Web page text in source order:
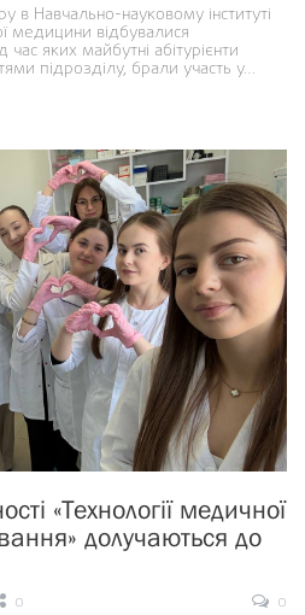
в Навчально-науковому інституті
медицини відбувалися
час яких майбутні абітурієнти
підрозділу, брали участь у…
«Технології медичної
долучаються до
0
0